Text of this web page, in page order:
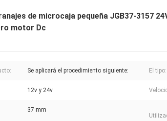
de microcaja pequeña JGB37-3157
motor Dc
Se aplicará el procedimiento siguiente: El tipo:
12v y 24v
37 mm